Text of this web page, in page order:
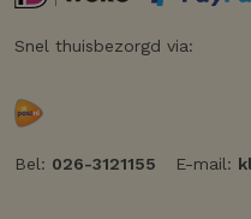
Snel thuisbezorgd via:
Bel: 026-3121155 E-mail: